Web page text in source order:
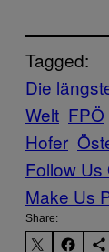
Tagged:
Die
Welt FPÖ
Hofer
Follow
Make Us
Share: